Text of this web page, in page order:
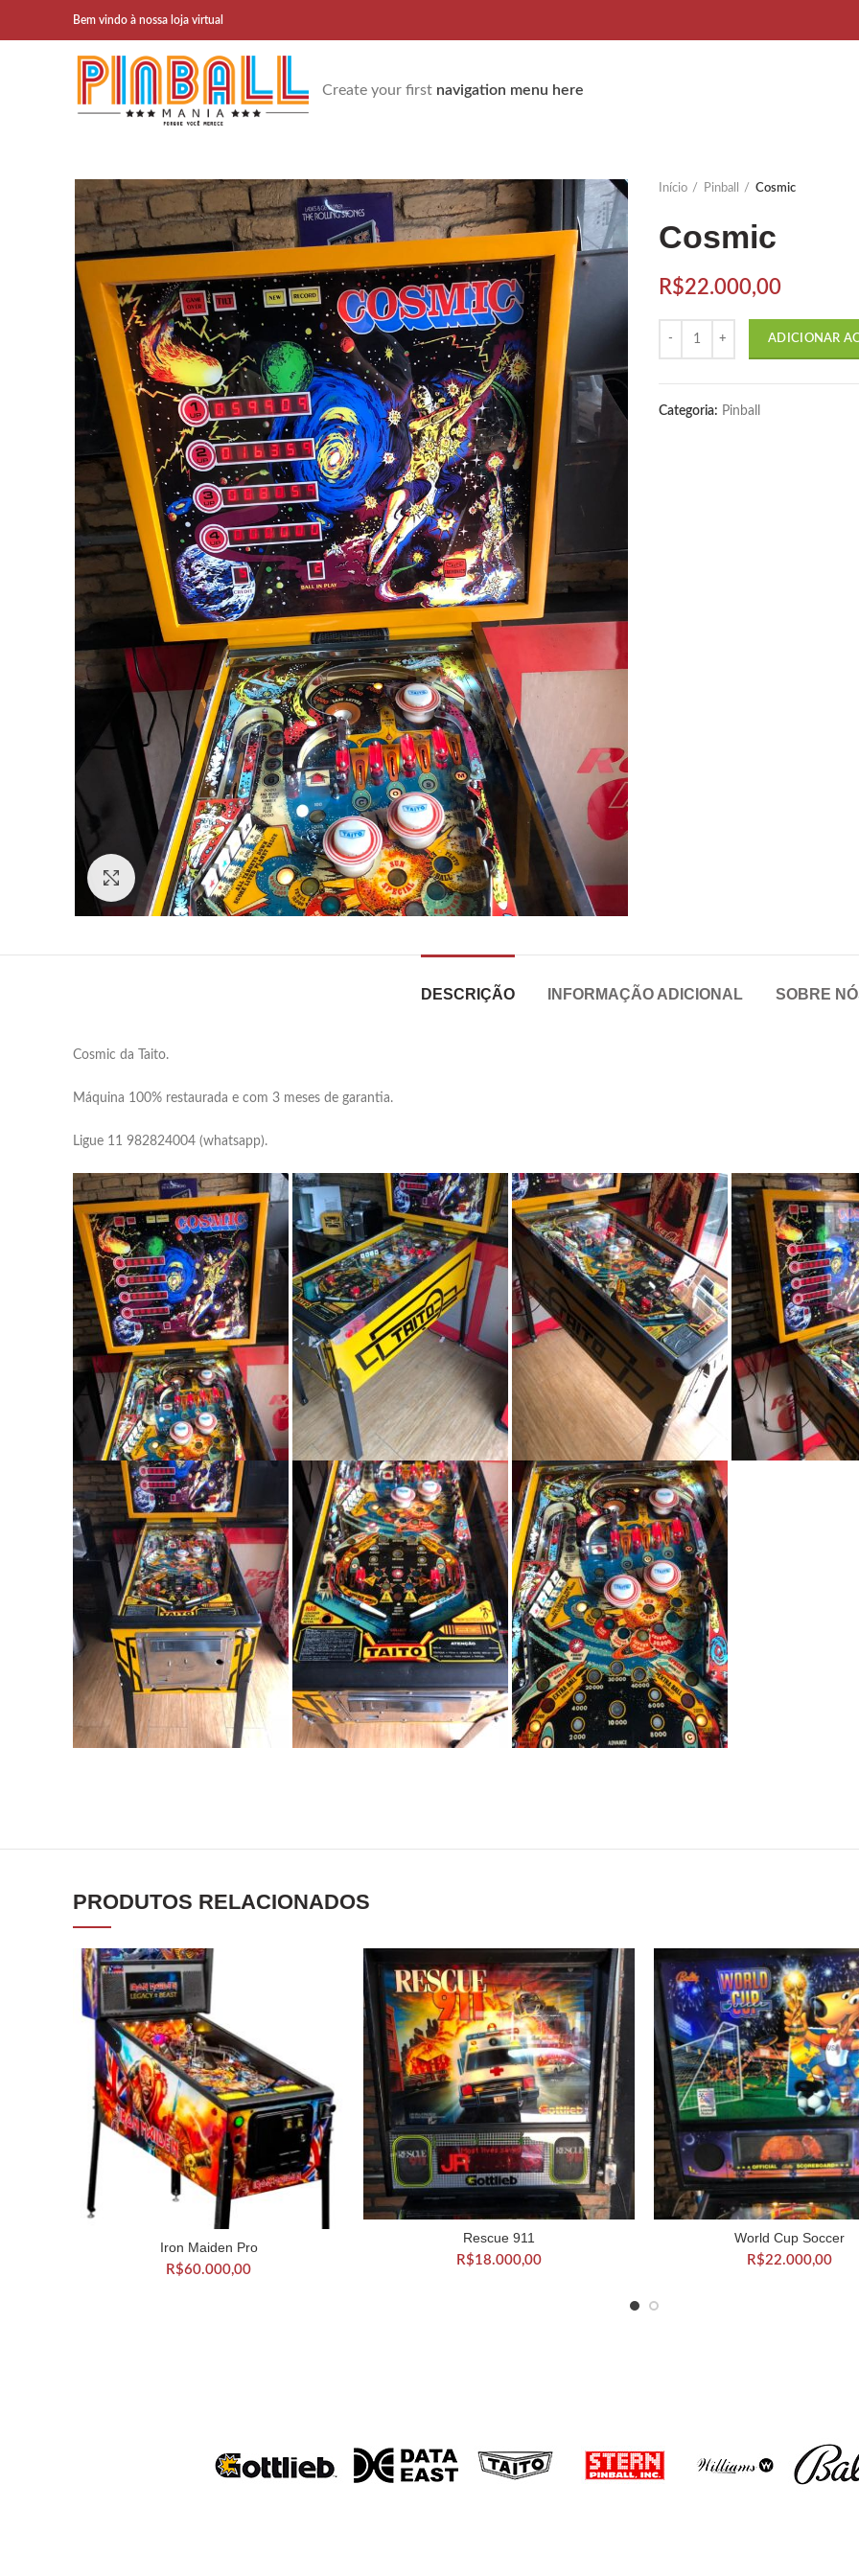
Bem vindo à nossa loja virtual
Create your first navigation menu here
Click to enlarge
Início Pinball Cosmic
Cosmic
R$22.000,00
ADICIONAR
Categoria: Pinball
DESCRIÇÃO INFORMAÇÃO ADICIONAL SOBRE
Cosmic da Taito.
Máquina 100% restaurada e com 3 meses de garantia.
Ligue 11 982824004 (whatsapp).
PRODUTOS RELACIONADOS
ADICIONAR AO CARRINHO
Iron Maiden Pro
R$60.000,00
ADICIONAR AO CARRINHO
Rescue 911
R$18.000,00
ADICIONAR AO
World Cup Soccer
R$22.000,00